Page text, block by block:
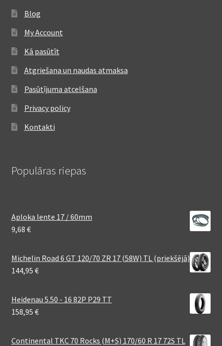
Blog
My Account
Kā pasūtīt
Atgriešana un naudas atmaksa
Pasūtījuma atcelšana
Privacy policy
Kontakti
Populāras riepas
Aploka lente 17 / 60mm
9,68 €
Michelin Road 6 GT 120/70 ZR 17 (58W) TL (priekšējā)
144,95 €
Heidenau 5.50 - 16 82P P29 TT
158,95 €
Continental TKC 70 Rocks (M+S) 170/60 R 17 72S TL